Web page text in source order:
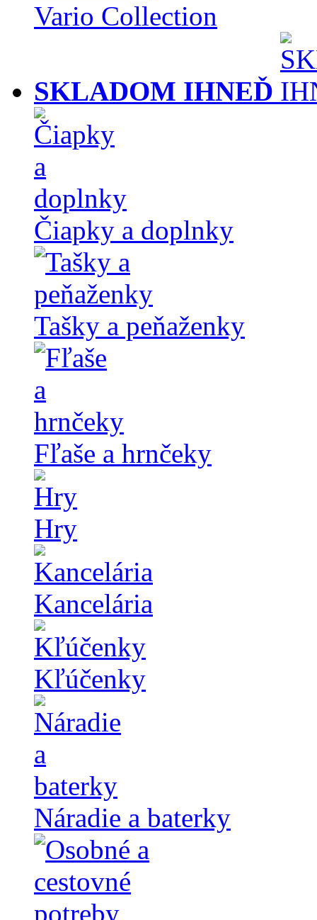
Vario Collection
SKLADOM IHNEĎ
Čiapky a doplnky
Tašky a peňaženky
Fľaše a hrnčeky
Hry
Kancelária
Kľúčenky
Náradie a baterky